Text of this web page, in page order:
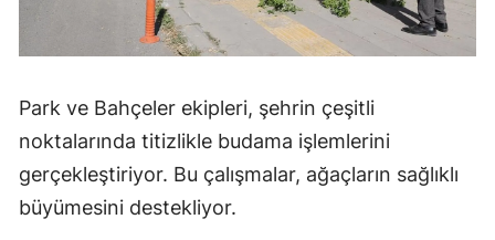
Park ve Bahçeler ekipleri, şehrin çeşitli
noktalarında titizlikle budama işlemlerini
gerçekleştiriyor. Bu çalışmalar, ağaçların sağlıklı
büyümesini destekliyor.